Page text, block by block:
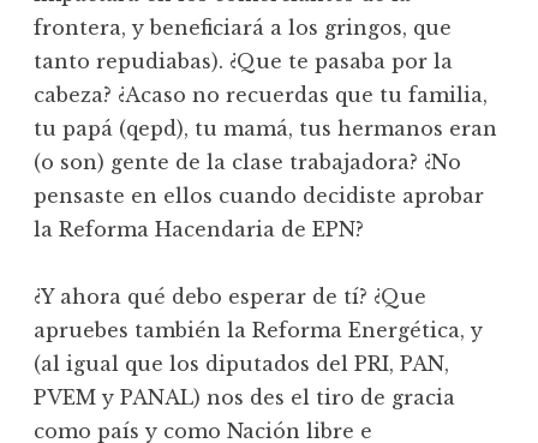
frontera, y beneficiará a los gringos, que
tanto repudiabas). ¿Que te pasaba por la
cabeza? ¿Acaso no recuerdas que tu familia,
tu papá (qepd), tu mamá, tus hermanos eran
(o son) gente de la clase trabajadora? ¿No
pensaste en ellos cuando decidiste aprobar
la Reforma Hacendaria de EPN?
¿Y ahora qué debo esperar de tí? ¿Que
apruebes también la Reforma Energética, y
(al igual que los diputados del PRI, PAN,
PVEM y PANAL) nos des el tiro de gracia
como país y como Nación libre e